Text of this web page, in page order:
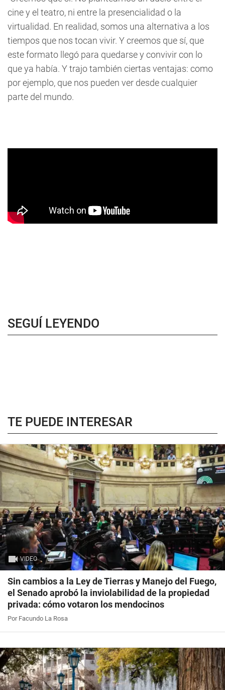
cine y el teatro, ni entre la presencialidad o la
virtualidad. En realidad, somos una alternativa a los
tiempos que nos tocan vivir. Y creemos que sí, que
este formato llegó para quedarse y convivir con lo
que ya había. Y trajo también ciertas ventajas: como
por ejemplo, que nos pueden ver desde cualquier
parte del mundo.
SEGUÍ LEYENDO
TE PUEDE INTERESAR
VIDEO
Sin cambios a la Ley de Tierras y Manejo del Fuego,
el Senado aprobó la inviolabilidad de la propiedad
privada: cómo votaron los mendocinos
Por Facundo La Rosa